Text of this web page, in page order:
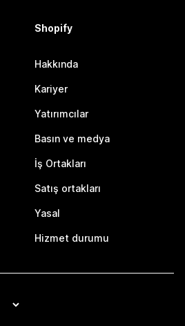
Shopify
Hakkında
Kariyer
Yatırımcılar
Basın ve medya
İş Ortakları
Satış ortakları
Yasal
Hizmet durumu